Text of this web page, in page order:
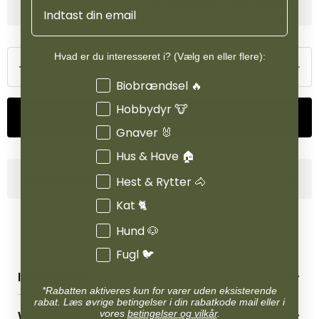
Tilføj til kurv
Produktinformation
INFORMATION
Betingelser & vilkår
Hvad er du interesseret i? (Vælg en eller flere):
Interesser
Biobrændsel 🔥
Hobbydyr 🐮
Gnaver 🐰
Hus & Have 🏠
Hest & Rytter 🐴
Kat 🐈
Hund 🐶
Fugl 🐦
*Rabatten aktiveres kun for varer uden eksisterende
rabat. Læs øvrige betingelser i din rabatkode mail eller i
vores betingelser og vilkår.